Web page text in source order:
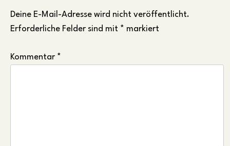
Deine E-Mail-Adresse wird nicht veröffentlicht.
Erforderliche Felder sind mit * markiert
Kommentar *